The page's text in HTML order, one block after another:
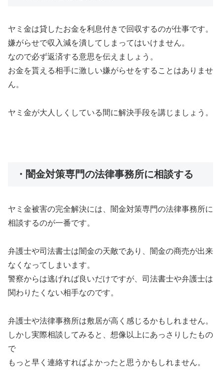
ヤミ金は貸したお金を利息付きで回収するのが仕事です。
嫌がらせで収入減を潰してしまってはいけません。
なので必ず返済する意思を伝えましょう。
お金を貰える相手に激しい嫌がらせをすることはありませ
ん。
ヤミ金が大人しくしている間に解決手段を講じましょう。
・闇金対策専門の法律事務所に相談する
ヤミ金被害の完全解決には、闇金対策専門の法律事務所に
相談するのが一番です。
弁護士や司法書士は闇金の天敵であり、闇金の商売が出来
なくなってしまいます。
警察からは逃げれば良いだけですが、司法書士や弁護士は
関わりたくない相手なのです。
弁護士や法律事務所は敷居が高く感じるかもしれません。
しかし実際相談してみると、想像以上にあっさりしたもの
で
もっと早く連絡すればよかったと思うかもしれません。